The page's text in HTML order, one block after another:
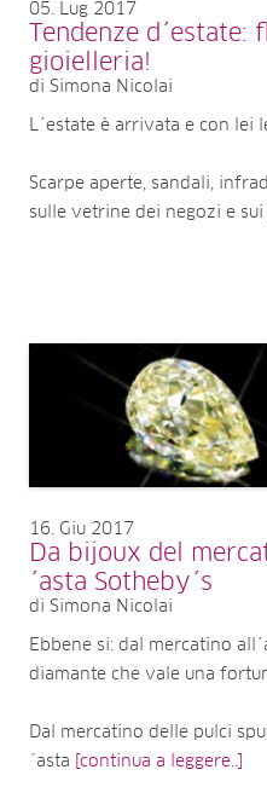
05 Lug 2017
Tendenze
gioielleria!
di Simona Nicolai
L´estate è arrivata e con lei
Scarpe aperte, sandali,
sulle vetrine dei negozi e sui
16 Giu 2017
Da bijoux del
´asta Sotheby´s
di Simona Nicolai
Ebbene si: dal mercatino
diamante che vale una
Dal mercatino delle pulci
´asta
[continua a leggere..]